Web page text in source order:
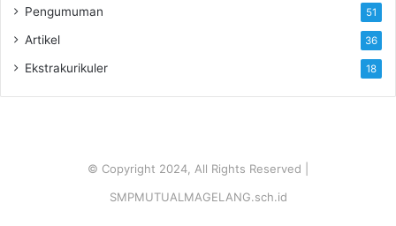
Pengumuman 51
Artikel 36
Ekstrakurikuler 18
© Copyright 2024, All Rights Reserved |
SMPMUTUALMAGELANG.sch.id